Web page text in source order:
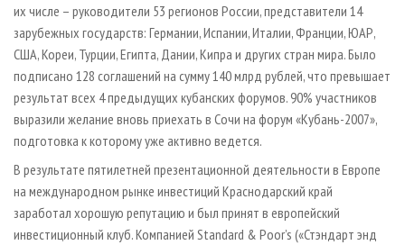
их числе – руководители 53 регионов России, представители 14
зарубежных государств: Германии, Испании, Италии, Франции, ЮАР,
США, Кореи, Турции, Египта, Дании, Кипра и других стран мира. Было
подписано 128 соглашений на сумму 140 млрд рублей, что превышает
результат всех 4 предыдущих кубанских форумов. 90% участников
выразили желание вновь приехать в Сочи на форум «Кубань-2007»,
подготовка к которому уже активно ведется.
В результате пятилетней презентационной деятельности в Европе
на международном рынке инвестиций Краснодарский край
заработал хорошую репутацию и был принят в европейский
инвестиционный клуб. Компанией Standard & Poor’s («Стэндарт энд